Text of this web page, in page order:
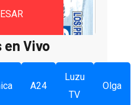
en Vivo
A24
Luzu
TV
Olga